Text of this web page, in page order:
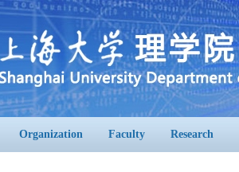
Organization Faculty Research